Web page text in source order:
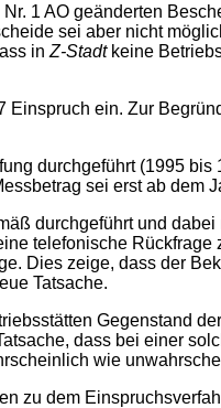
1 AO geänderten
sei aber nicht
in Z-Stadtkeine
ein. Zur
durchgeführt (1995
sei erst ab dem
durchgeführt und
telefonische
Dies zeige, dass der
Tatsache.
Gegenstand
dass bei einer
wie
zu dem